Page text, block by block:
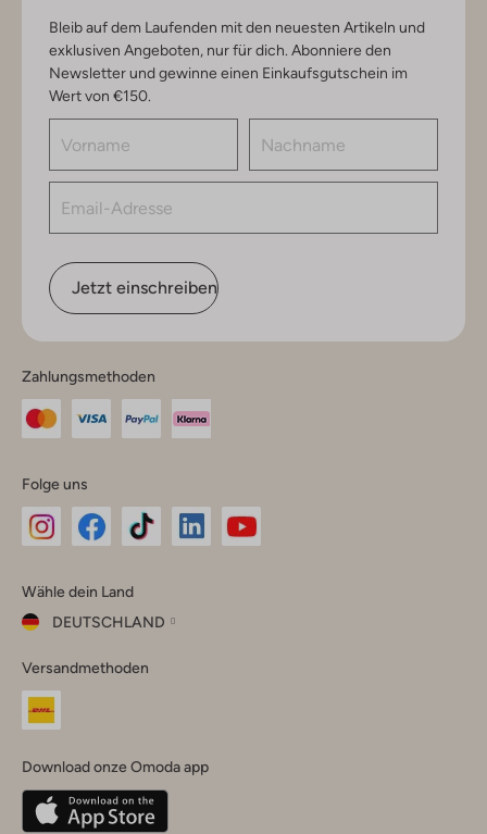
Bleib auf dem Laufenden mit den neuesten Artikeln und
exklusiven Angeboten, nur für dich. Abonniere den
Newsletter und gewinne einen Einkaufsgutschein im
Wert von €150.
Jetzt einschreiben
Zahlungsmethoden
Folge uns
Instagram
Facebook
TikTok
Wähle dein Land
DEUTSCHLAND
dein
Land
Belgique(Français)
Deutschland
Versandmethoden
Download onze Omoda app